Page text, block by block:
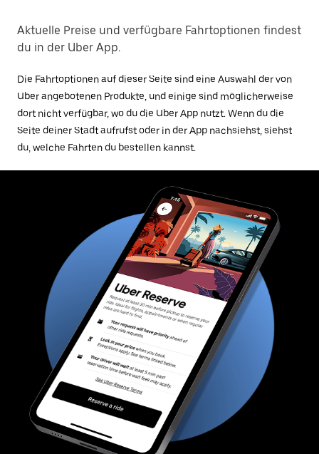
Aktuelle Preise und verfügbare Fahrtoptionen findest
du in der Uber App.
Die Fahrtoptionen auf dieser Seite sind eine Auswahl der von
Uber angebotenen Produkte, und einige sind möglicherweise
dort nicht verfügbar, wo du die Uber App nutzt. Wenn du die
Seite deiner Stadt aufrufst oder in der App nachsiehst, siehst
du, welche Fahrten du bestellen kannst.